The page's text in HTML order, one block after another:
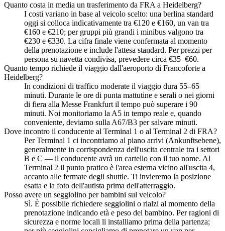
Quanto costa in media un trasferimento da FRA a Heidelberg?
I costi variano in base al veicolo scelto: una berlina standard
oggi si colloca indicativamente tra €120 e €160, un van tra
€160 e €210; per gruppi più grandi i minibus valgono tra
€230 e €330. La cifra finale viene confermata al momento
della prenotazione e include l'attesa standard. Per prezzi per
persona su navetta condivisa, prevedere circa €35–€60.
Quanto tempo richiede il viaggio dall'aeroporto di Francoforte a
Heidelberg?
In condizioni di traffico moderate il viaggio dura 55–65
minuti. Durante le ore di punta mattutine e serali o nei giorni
di fiera alla Messe Frankfurt il tempo può superare i 90
minuti. Noi monitoriamo la A5 in tempo reale e, quando
conveniente, deviamo sulla A67/B3 per salvare minuti.
Dove incontro il conducente al Terminal 1 o al Terminal 2 di FRA?
Per Terminal 1 ci incontriamo al piano arrivi (Ankunftsebene),
generalmente in corrispondenza dell'uscita centrale tra i settori
B e C — il conducente avrà un cartello con il tuo nome. Al
Terminal 2 il punto pratico è l'area esterna vicino all'uscita 4,
accanto alle fermate degli shuttle. Ti invieremo la posizione
esatta e la foto dell'autista prima dell'atterraggio.
Posso avere un seggiolino per bambini sul veicolo?
Sì. È possibile richiedere seggiolini o rialzi al momento della
prenotazione indicando età e peso del bambino. Per ragioni di
sicurezza e norme locali li installiamo prima della partenza;